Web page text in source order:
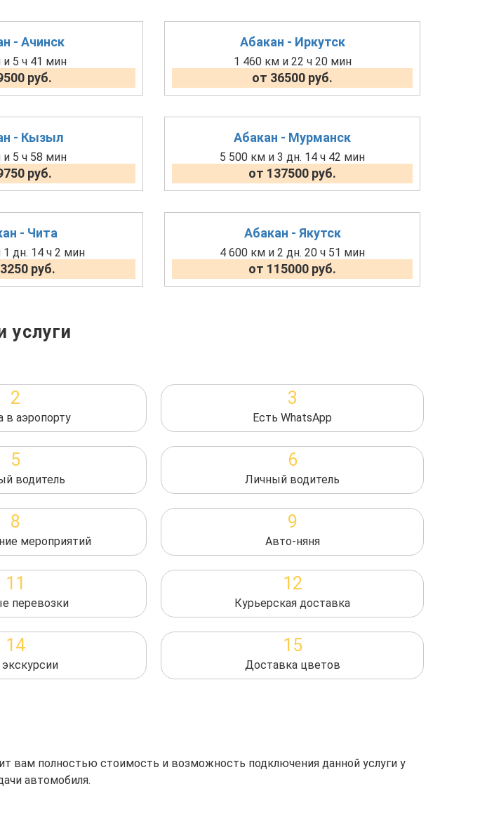
- Ачинск
5 ч 41 мин
руб.
Абакан - Иркутск
1 460 км и 22 ч 20 мин
от 36500 руб.
- Кызыл
5 ч 58 мин
руб.
Абакан - Мурманск
5 500 км и 3 дн. 14 ч 42 мин
от 137500 руб.
- Чита
дн. 14 ч 2 мин
руб.
Абакан - Якутск
4 600 км и 2 дн. 20 ч 51 мин
от 115000 руб.
услуги
2
в аэропорту
3
Есть WhatsApp
5
водитель
6
Личный водитель
8
мероприятий
9
Авто-няня
11
перевозки
12
Курьерская доставка
14
экскурсии
15
Доставка цветов
вам полностью стоимость и возможность подключения данной услуги у
автомобиля.